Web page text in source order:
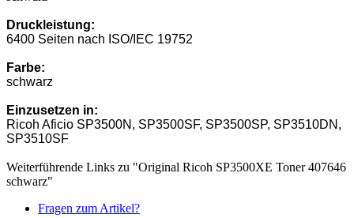
Druckleistung:
6400 Seiten nach ISO/IEC 19752
Farbe:
schwarz
Einzusetzen in:
Ricoh Aficio SP3500N, SP3500SF, SP3500SP, SP3510DN,
SP3510SF
Weiterführende Links zu "Original Ricoh SP3500XE Toner 407646
schwarz"
Fragen zum Artikel?